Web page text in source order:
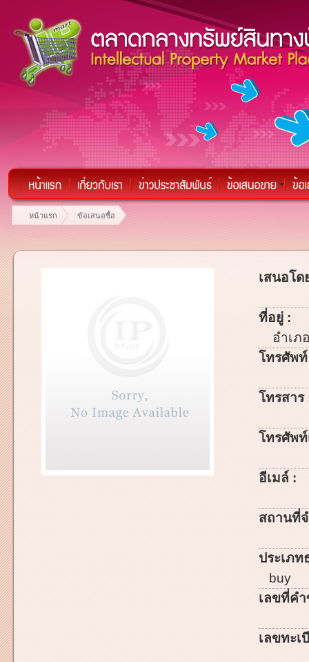
หน้าแรก ข้อเสนอซื้อ
เสนอโด
ที่อยู่ :
อำเภ
โทรศัพ
โทรสาร
โทรศัพ
อีเมล์ :
สถานที่
ประเภท
buy
เลขที่ค
เลขทะเ